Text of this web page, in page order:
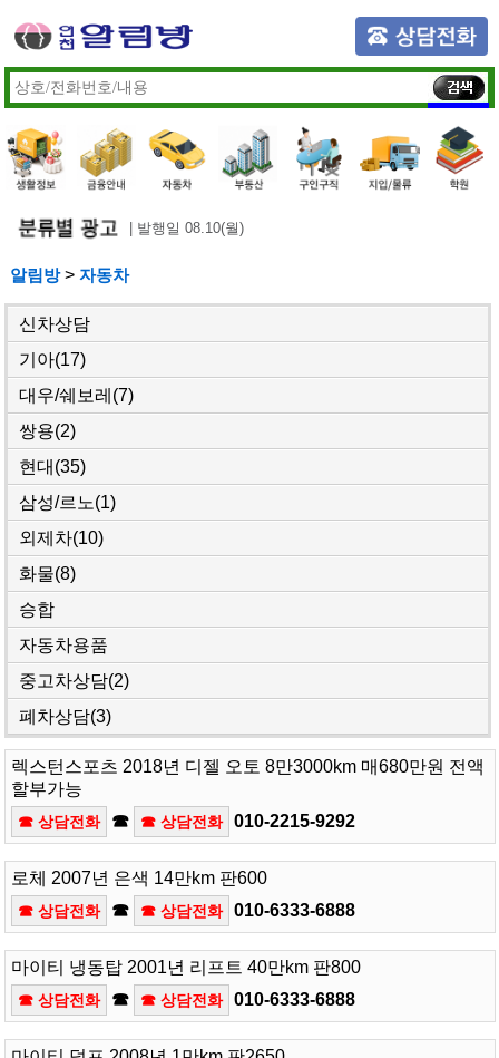
| 발행일 08.10(월)
알림방> 자동차
신차상담
기아(17)
대우/쉐보레 (7)
쌍용(2)
현대 (35)
삼성/르노(1)
외제차(10)
화물(8)
승합
자동차용품
중고차상담(2)
폐차상담(3)
렉스턴스포츠 2018년 디젤 오토 8만3000km 매680만원 전액
할부가능
☎ 상담전화 ☎ ☎ 상담전화 010-2215-9292
로체 2007년 은색 14만km 판600
☎ 상담전화 ☎ ☎ 상담전화 010-6333-6888
마이티 냉동탑 2001년 리프트 40만km 판800
☎ 상담전화 ☎ ☎ 상담전화 010-6333-6888